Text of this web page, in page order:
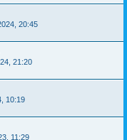
20:45
21:20
10:19
11:29